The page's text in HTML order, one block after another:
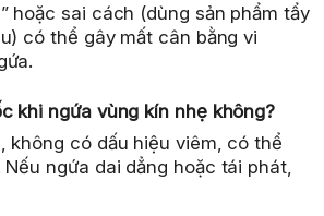
hoặc sai cách (dùng sản phẩm tẩy
có thể gây mất cân bằng vi
khi ngứa vùng kín nhẹ không?
không có dấu hiệu viêm, có thể
ngứa dai dẳng hoặc tái phát,